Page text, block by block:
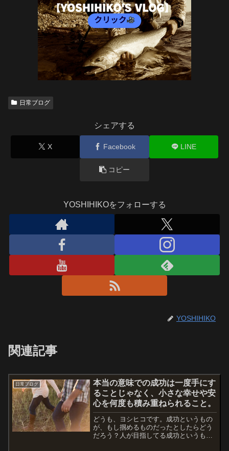
日常ブログ
シェアする
X Facebook LINE
コピー
YOSHIHIKOをフォローする
YOSHIHIKO
関連記事
日常ブログ
本当の意味での成功は一度手にす
ることじゃなく、小さな幸せや安
心を何度も積み重ねられること。
どうも、ヨシヒコです。成功というもの
が、もし掴めるものだったとしたらどう
だろう？人が目指してる成功というもの